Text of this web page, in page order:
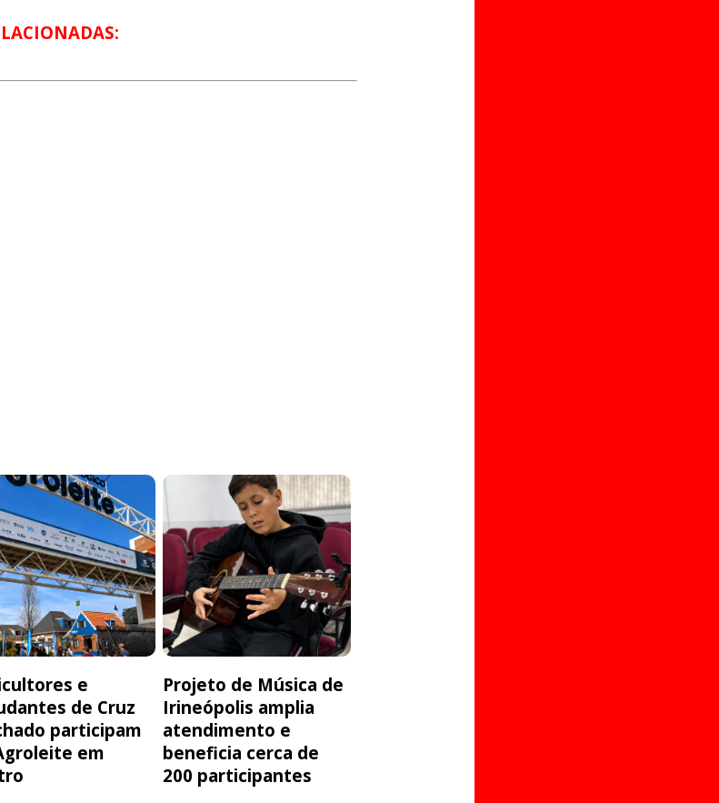
e
de Cruz
participam
em
Projeto de Música de
Irineópolis amplia
atendimento e
beneficia cerca de
200 participantes